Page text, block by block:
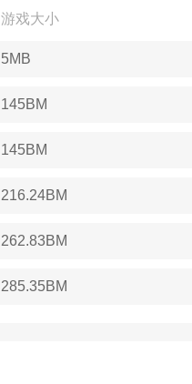
游戏大小
5MB
145BM
145BM
216.24BM
262.83BM
285.35BM